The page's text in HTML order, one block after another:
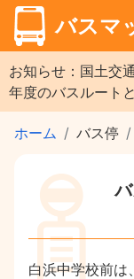
バスマ
お知らせ：国土交
年度のバスルート
ホーム バス停
白浜中学校前は